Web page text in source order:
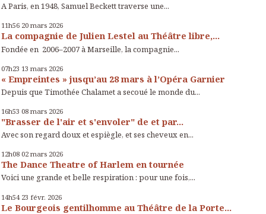
A Paris, en 1948, Samuel Beckett traverse une...
11h56 20 mars 2026
La compagnie de Julien Lestel au Théâtre libre,...
Fondée en 2006–2007 à Marseille, la compagnie...
07h23 13 mars 2026
« Empreintes » jusqu’au 28 mars à l’Opéra Garnier
Depuis que Timothée Chalamet a secoué le monde du...
16h53 08 mars 2026
"Brasser de l'air et s'envoler" de et par...
Avec son regard doux et espiègle, et ses cheveux en...
12h08 02 mars 2026
The Dance Theatre of Harlem en tournée
Voici une grande et belle respiration : pour une fois,...
14h54 23 févr. 2026
Le Bourgeois gentilhomme au Théâtre de la Porte...